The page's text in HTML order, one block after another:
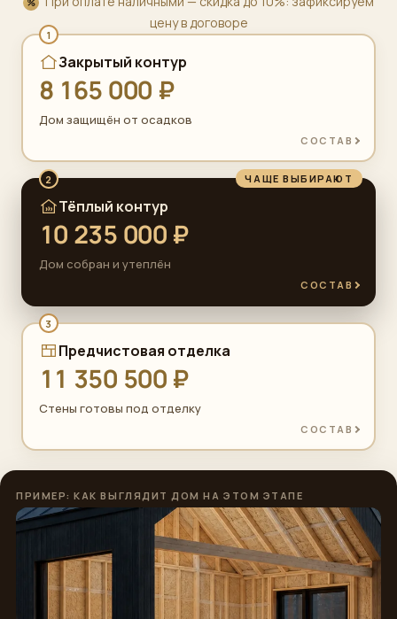
цену в договоре
1
Закрытый контур
8 165 000 ₽
Дом защищён от осадков
СОСТАВ
2 ЧАЩЕ ВЫБИРАЮТ
Тёплый контур
10 235 000 ₽
Дом собран и утеплён
СОСТАВ
3
Предчистовая отделка
11 350 500 ₽
Стены готовы под отделку
СОСТАВ
ПРИМЕР: КАК ВЫГЛЯДИТ ДОМ НА ЭТОМ ЭТАПЕ